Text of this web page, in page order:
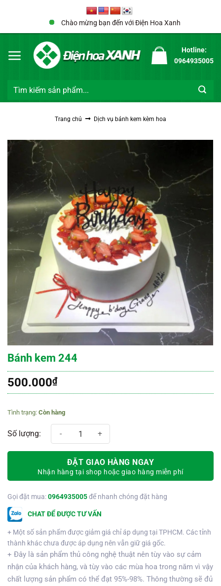
Chào mừng bạn đến với Điện Hoa Xanh
Hotline:
0964935005
Tìm
Trang chủ Dịch vụ bánh kem kèm hoa
Bánh kem 244
500.000₫
Còn hàng
Bánh kem 244 số lượng
ĐẶT GIAO HÀNG NGAY
Nhận hàng tại shop hoặc giao hàng miễn phí
Gọi đặt mua:0964935005để nhanh chóng đặt hàng
CHAT ĐỂ ĐƯỢC TƯ VẤN
+ Một số sản phẩm được giảm giá chỉ áp dụng tại TPHCM. Các tỉnh
thành khác chưa được áp dụng nên vẫn giữ giá gốc.
+ Đây là sản phẩm thủ công nghệ thuật nên tùy vào sự cảm
nhận của khách hàng, và tùy vào các mùa hoa trong năm vì vậy
chất lượng sản phẩm có thể đạt 95%-98%. Thông thường sẽ đủ